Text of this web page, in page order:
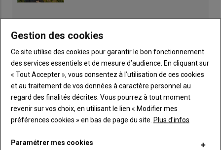
Gestion des cookies
Ce site utilise des cookies pour garantir le bon fonctionnement
des services essentiels et de mesure d’audience. En cliquant sur
« Tout Accepter », vous consentez à l’utilisation de ces cookies
et au traitement de vos données à caractère personnel au
regard des finalités décrites. Vous pourrez à tout moment
revenir sur vos choix, en utilisant le lien « Modifier mes
préférences cookies » en bas de page du site. Plus d'infos
Paramétrer mes cookies